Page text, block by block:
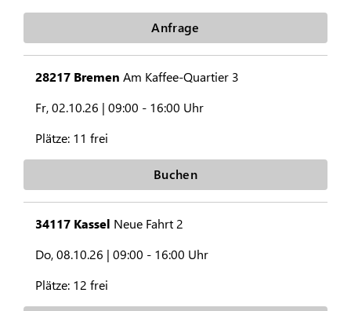
Anfrage
28217 Bremen Am Kaffee-Quartier 3
Fr, 02.10.26 | 09:00 - 16:00 Uhr
Plätze: 11 frei
Buchen
34117 Kassel Neue Fahrt 2
Do, 08.10.26 | 09:00 - 16:00 Uhr
Plätze: 12 frei